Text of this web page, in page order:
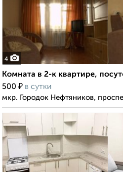
4
Комната в 2-к квартире,
500 ₽ в сутки
мкр. Городок Нефтяников,